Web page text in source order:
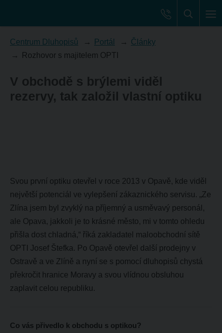
Centrum Dluhopisů Portál
Články
Rozhovor s majitelem OPTI
V obchodě s brýlemi viděl
rezervy, tak založil vlastní optiku
Svou první optiku otevřel v roce 2013 v Opavě, kde viděl
největší potenciál ve vylepšení zákaznického servisu. „Ze
Zlína jsem byl zvyklý na příjemný a usměvavý personál,
ale Opava, jakkoli je to krásné město, mi v tomto ohledu
přišla dost chladná,“ říká zakladatel maloobchodní sítě
OPTI Josef Štefka. Po Opavě otevřel další prodejny v
Ostravě a ve Zlíně a nyní se s pomocí dluhopisů chystá
překročit hranice Moravy a svou vlídnou obsluhou
zaplavit celou republiku.
Co vás přivedlo k obchodu s optikou?